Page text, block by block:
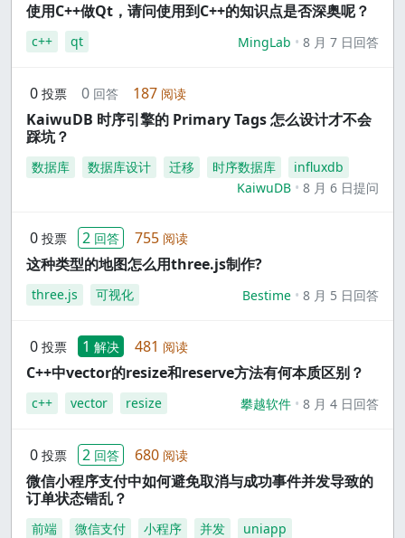
使用C++做Qt，请问使用到C++的知识点是否深奥呢？
c++ qt MingLab 8 月 7 日回答
0 投票 0 回答 187 阅读
KaiwuDB 时序引擎的 Primary Tags 怎么设计才不会
踩坑？
数据库 数据库设计 迁移 时序数据库
influxdb
KaiwuDB
8 月 6 日提问
0 投票 2 回答 755 阅读
这种类型的地图怎么用three.js制作?
three.js 可视化 Bestime 8 月 5 日回答
0 投票 1 解决 481 阅读
C++中vector的resize和reserve方法有何本质区别？
c++ vector resize 攀越软件 8 月 4 日回答
0 投票 2 回答 680 阅读
微信小程序支付中如何避免取消与成功事件并发导致的
订单状态错乱？
前端 微信支付 小程序 并发
uniapp